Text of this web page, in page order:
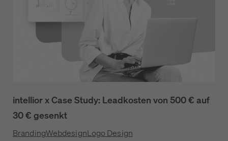
intellior x Case Study: Leadkosten von 500 € auf
30 € gesenkt
BrandingWebdesignLogo Design